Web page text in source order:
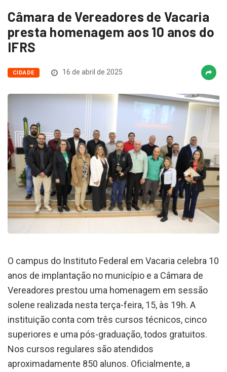
Câmara de Vereadores de Vacaria
presta homenagem aos 10 anos do
IFRS
CIDADE 16 de abril de 2025
O campus do Instituto Federal em Vacaria celebra 10
anos de implantação no município e a Câmara de
Vereadores prestou uma homenagem em sessão
solene realizada nesta terça-feira, 15, às 19h. A
instituição conta com três cursos técnicos, cinco
superiores e uma pós-graduação, todos gratuitos.
Nos cursos regulares são atendidos
aproximadamente 850 alunos. Oficialmente, a